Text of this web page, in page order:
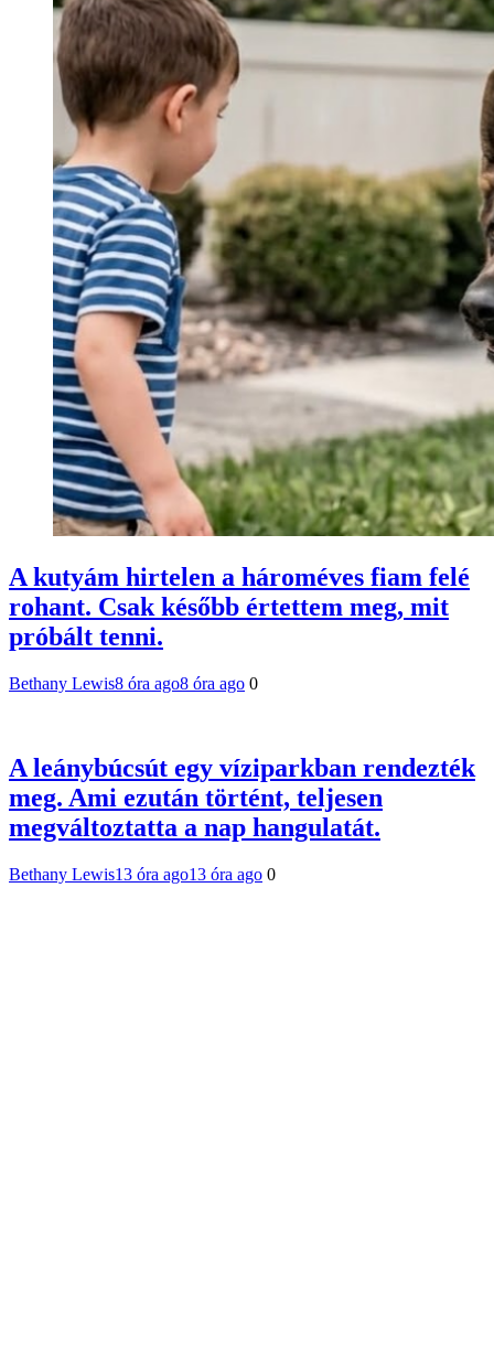
A kutyám hirtelen a hároméves fiam felé
rohant. Csak később értettem meg, mit
próbált tenni.
Bethany Lewis8 óra ago8 óra ago 0
A leánybúcsút egy víziparkban rendezték
meg. Ami ezután történt, teljesen
megváltoztatta a nap hangulatát.
Bethany Lewis13 óra ago13 óra ago 0